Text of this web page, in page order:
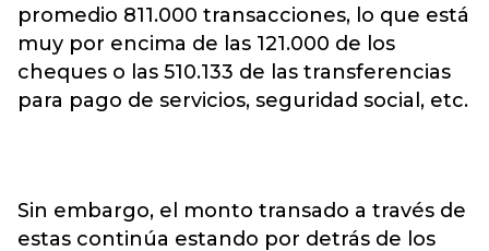
promedio 811.000 transacciones, lo que está
muy por encima de las 121.000 de los
cheques o las 510.133 de las transferencias
para pago de servicios, seguridad social, etc.
Sin embargo, el monto transado a través de
estas continúa estando por detrás de los